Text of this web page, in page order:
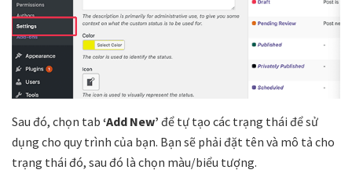
Sau đó, chọn tab ‘Add New’ để tự tạo các trạng thái để sử
dụng cho quy trình của bạn. Bạn sẽ phải đặt tên và mô tả cho
trạng thái đó, sau đó là chọn màu/biểu tượng.